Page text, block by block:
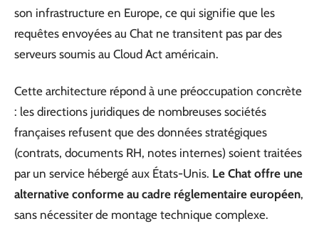
son infrastructure en Europe, ce qui signifie que les
requêtes envoyées au Chat ne transitent pas par des
serveurs soumis au Cloud Act américain.
Cette architecture répond à une préoccupation concrète
: les directions juridiques de nombreuses sociétés
françaises refusent que des données stratégiques
(contrats, documents RH, notes internes) soient traitées
par un service hébergé aux États-Unis. Le Chat offre une
alternative conforme au cadre réglementaire européen,
sans nécessiter de montage technique complexe.